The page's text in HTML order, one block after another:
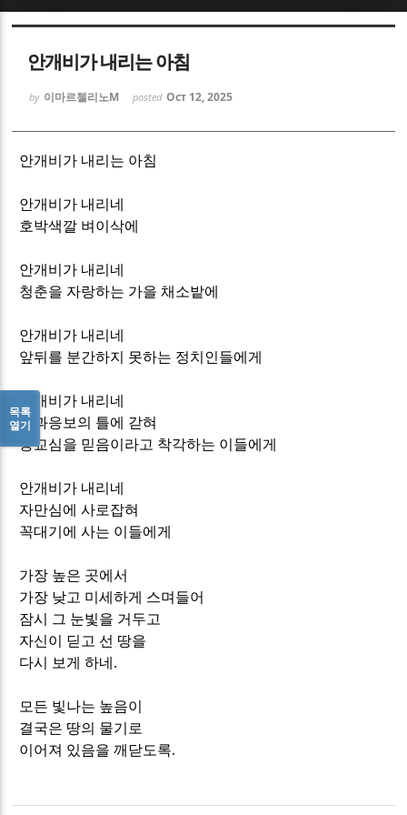
안개비가 내리는 아침
by 이마르첼리노M posted Oct 12, 2025
안개비가 내리는 아침
안개비가 내리네
호박색깔 벼이삭에
안개비가 내리네
청춘을 자랑하는 가을 채소밭에
안개비가 내리네
앞뒤를 분간하지 못하는 정치인들에게
안개비가 내리네
인과응보의 틀에 갇혀
종교심을 믿음이라고 착각하는 이들에게
안개비가 내리네
자만심에 사로잡혀
꼭대기에 사는 이들에게
가장 높은 곳에서
가장 낮고 미세하게 스며들어
잠시 그 눈빛을 거두고
자신이 딛고 선 땅을
다시 보게 하네 .
모든 빛나는 높음이
결국은 땅의 물기로
이어져 있음을 깨닫도록.
목록
열기
Sketchbook5, 스케치북5
Sketchbook5, 스케치북5
Sketchbook5, 스케치북5
Sketchbook5, 스케치북5